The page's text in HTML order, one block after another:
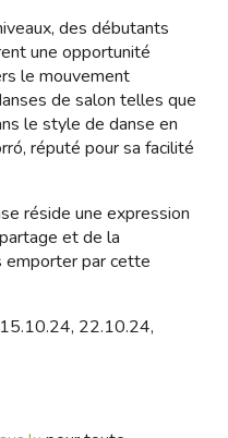
des débutants
une opportunité
le mouvement
de salon telles que
le style de danse en
réputé pour sa facilité
réside une expression
et de la
emporter par cette
22.10.24,